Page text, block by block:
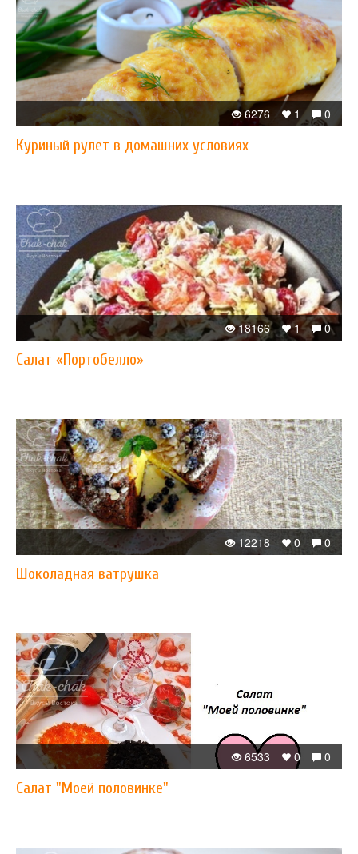
0
1
6276
Куриный рулет в домашних условиях
0
1
18166
Салат «Портобелло»
0
0
12218
Шоколадная ватрушка
0
0
6533
Салат "Моей половинке"